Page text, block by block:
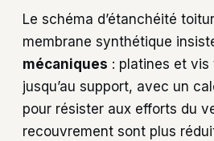
Le schéma d’étanchéité
membrane synthétique
mécaniques : platines et vis
jusqu’au support, avec un
pour résister aux efforts du
recouvrement sont plus